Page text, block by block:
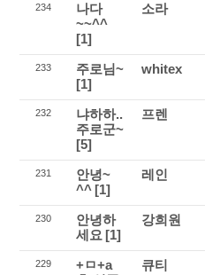
234
나다
~~^^
[1]
소라
233
주로님~
[1]
whitex
232
냐하하..
주로군~
[5]
프렌
231
안녕~
^^ [1]
레인
230
안녕하
세요 [1]
강희원
229
+ㅁ+a
큐티